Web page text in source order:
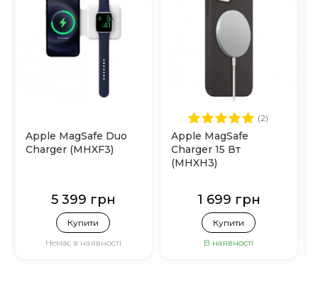
Apple MagSafe Duo
Charger (MHXF3)
5 399 грн
Купити
Немає в наявності
(2)
Apple MagSafe
Charger 15 Вт
(MHXH3)
1 699 грн
Купити
В наявності